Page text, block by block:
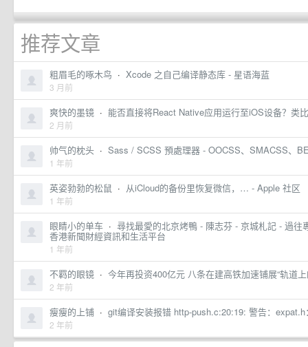
推荐文章
粗眉毛的啄木鸟 · Xcode 之自己编译静态库 - 星语海蓝
3 月前
爽快的墨镜 · 能否直接将React Native应用运行至iOS设备？类
2 月前
帅气的枕头 · Sass / SCSS 預處理器 - OOCSS、SMACSS、
1 年前
英姿勃勃的松鼠 · 从iCloud的备份里恢复微信，… - Apple 社区
1 年前
眼睛小的单车 · 尋找最愛的北京烤鴨 - 陳志芬 - 京城札記 - 過
香港新聞財經資訊和生活平台
1 年前
不羁的眼镜 · 今年再投资400亿元 八条在建高铁加速铺展“轨道
2 年前
瘦瘦的上铺 · git编译安装报错 http-push.c:20:19: 警告：
2 年前